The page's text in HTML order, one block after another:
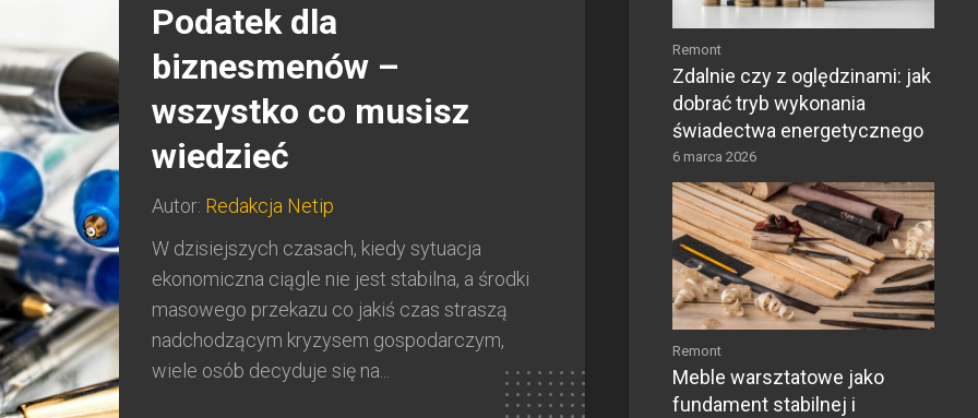
Podatek dla
biznesmenów –
wszystko co musisz
wiedzieć
Autor: Redakcja Netip
W dzisiejszych czasach, kiedy sytuacja
ekonomiczna ciągle nie jest stabilna, a środki
masowego przekazu co jakiś czas straszą
nadchodzącym kryzysem gospodarczym,
wiele osób decyduje się na...
Remont
Zdalnie czy z oględzinami: jak
dobrać tryb wykonania
świadectwa energetycznego
6 marca 2026
Remont
Meble warsztatowe jako
fundament stabilnej i